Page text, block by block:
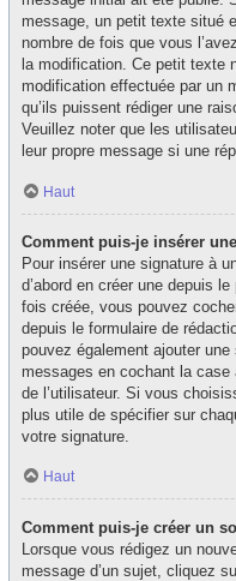
message, un petit texte situé
nombre de fois que vous
la modification. Ce petit texte
modification effectuée par un
qu’ils puissent rédiger une
Veuillez noter que les
leur propre message si une
Haut
Comment puis-je insérer
Pour insérer une signature à
d’abord en créer une depuis
fois créée, vous pouvez
depuis le formulaire de
pouvez également ajouter
messages en cochant la case
de l’utilisateur. Si vous
plus utile de spécifier sur
votre signature.
Haut
Comment puis-je créer un
Lorsque vous rédigez un
message d’un sujet, cliquez